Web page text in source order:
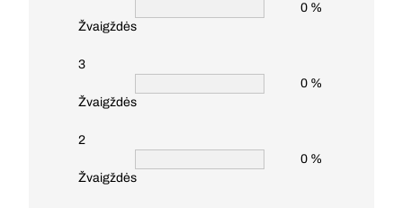
Žvaigždės
0 %
3
Žvaigždės
0 %
2
Žvaigždės
0 %